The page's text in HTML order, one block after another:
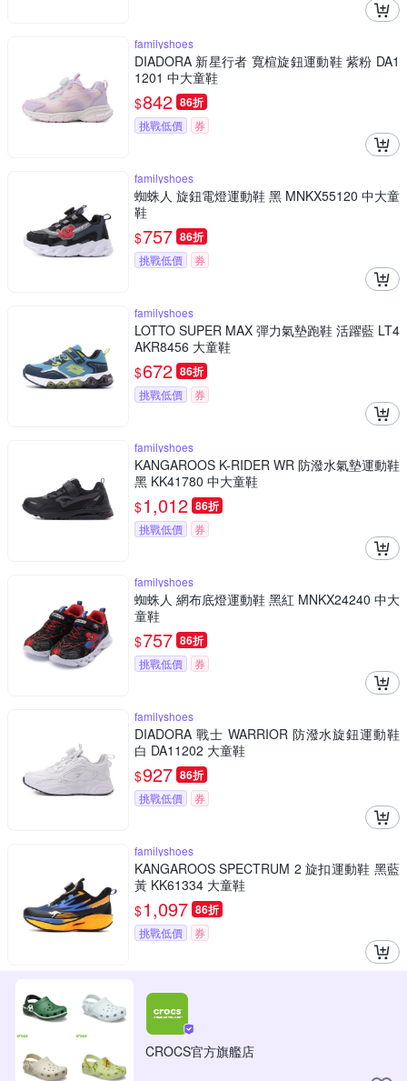
familyshoes
DIADORA 新星行者 寬楦旋鈕運動鞋 紫粉 DA1
1201 中大童鞋
$842 86折
挑戰低價 券
familyshoes
蜘蛛人 旋鈕電燈運動鞋 黑 MNKX55120 中大童
鞋
$757 86折
挑戰低價 券
familyshoes
LOTTO SUPER MAX 彈力氣墊跑鞋 活躍藍 LT4
AKR8456 大童鞋
$672 86折
挑戰低價 券
familyshoes
KANGAROOS K-RIDER WR 防潑水氣墊運動鞋
黑 KK41780 中大童鞋
$1,012 86折
挑戰低價 券
familyshoes
蜘蛛人 網布底燈運動鞋 黑紅 MNKX24240 中大
童鞋
$757 86折
挑戰低價 券
familyshoes
DIADORA 戰士 WARRIOR 防潑水旋鈕運動鞋
白 DA11202 大童鞋
$927 86折
挑戰低價 券
familyshoes
KANGAROOS SPECTRUM 2 旋扣運動鞋 黑藍
黃 KK61334 大童鞋
$1,097 86折
挑戰低價 券
CROCS官方旗艦店